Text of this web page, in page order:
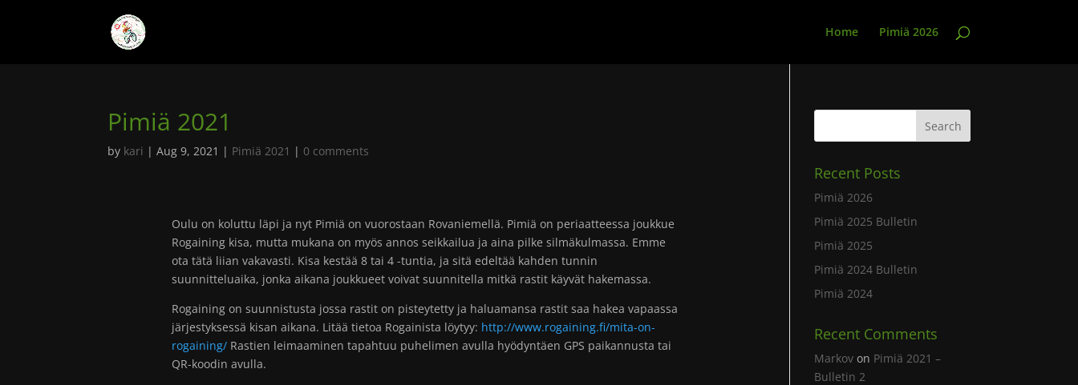
Home Pimiä 2026
Pimiä 2021
by kari |Aug 9, 2021 | Pimiä 2021 | 0 comments
Oulu on koluttu läpi ja nyt Pimiä on vuorostaan Rovaniemellä. Pimiä on periaatteessa joukkue
Rogaining kisa, mutta mukana on myös annos seikkailua ja aina pilke silmäkulmassa. Emme
ota tätä liian vakavasti. Kisa kestää 8 tai 4 -tuntia, ja sitä edeltää kahden tunnin
suunnitteluaika, jonka aikana joukkueet voivat suunnitella mitkä rastit käyvät hakemassa.
Rogaining on suunnistusta jossa rastit on pisteytetty ja haluamansa rastit saa hakea vapaassa
järjestyksessä kisan aikana. Litää tietoa Rogainista löytyy: http://www.rogaining.fi/mita-on-
rogaining/Rastien leimaaminen tapahtuu puhelimen avulla hyödyntäen GPS paikannusta tai
QR-koodin avulla.
Recent Posts
Pimiä 2026
Pimiä 2025 Bulletin
Pimiä 2025
Pimiä 2024 Bulletin
Pimiä 2024
Recent Comments
Markov on Pimiä 2021 –
Bulletin 2